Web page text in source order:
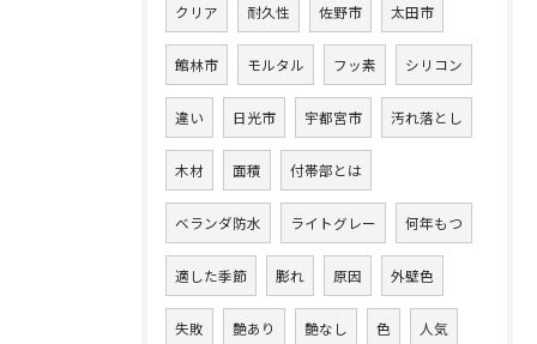
クリア 耐久性 佐野市 太田市
館林市 モルタル フッ素 シリコン
違い 日光市 宇都宮市 汚れ落とし
木材 面積 付帯部とは
ベランダ防水 ライトグレー 何年もつ
適した季節 膨れ 原因 外壁色
失敗 艶あり 艶なし 色 人気